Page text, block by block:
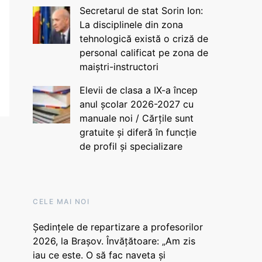
Secretarul de stat Sorin Ion:
La disciplinele din zona
tehnologică există o criză de
personal calificat pe zona de
maiștri-instructori
Elevii de clasa a IX-a încep
anul școlar 2026-2027 cu
manuale noi / Cărțile sunt
gratuite și diferă în funcție
de profil și specializare
CELE MAI NOI
Ședințele de repartizare a profesorilor
2026, la Brașov. Învățătoare: „Am zis
iau ce este. O să fac naveta și